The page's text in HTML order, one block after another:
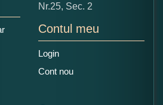
Nr.25, Sec. 2
Contul meu
Login
Cont nou